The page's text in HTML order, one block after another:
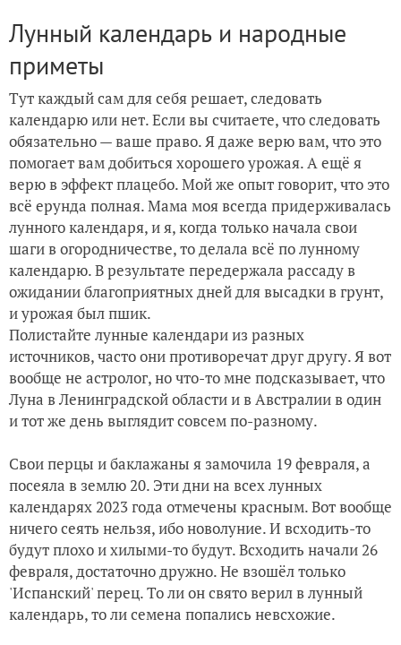
Лунный календарь и народные
приметы
Тут каждый сам для себя решает, следовать
календарю или нет. Если вы считаете, что следовать
обязательно — ваше право. Я даже верю вам, что это
помогает вам добиться хорошего урожая. А ещё я
верю в эффект плацебо. Мой же опыт говорит, что это
всё ерунда полная. Мама моя всегда придерживалась
лунного календаря, и я, когда только начала свои
шаги в огородничестве, то делала всё по лунному
календарю. В результате передержала рассаду в
ожидании благоприятных дней для высадки в грунт,
и урожая был пшик.
Полистайте лунные календари из разных
источников, часто они противоречат друг другу. Я вот
вообще не астролог, но что-то мне подсказывает, что
Луна в Ленинградской области и в Австралии в один
и тот же день выглядит совсем по-разному.
Свои перцы и баклажаны я замочила 19 февраля, а
посеяла в землю 20. Эти дни на всех лунных
календарях 2023 года отмечены красным. Вот вообще
ничего сеять нельзя, ибо новолуние. И всходить-то
будут плохо и хилыми-то будут. Всходить начали 26
февраля, достаточно дружно. Не взошёл только
'Испанский' перец. То ли он свято верил в лунный
календарь, то ли семена попались невсхожие.